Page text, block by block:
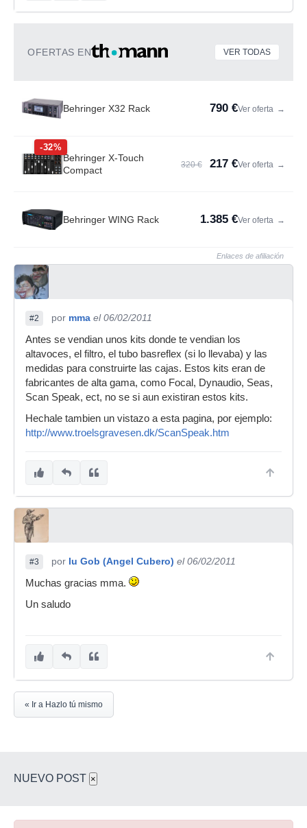
OFERTAS EN VER TODAS
Behringer X32 Rack 790 €Ver oferta →
-32%
Behringer X-Touch
Compact
320 € 217 €Ver oferta →
Behringer WING Rack 1.385 €Ver oferta →
Enlaces de afiliación
#2 por mma el 06/02/2011
Antes se vendian unos kits donde te vendian los
altavoces, el filtro, el tubo basreflex (si lo llevaba) y las
medidas para construirte las cajas. Estos kits eran de
fabricantes de alta gama, como Focal, Dynaudio, Seas,
Scan Speak, ect, no se si aun existiran estos kits.
Hechale tambien un vistazo a esta pagina, por ejemplo:
http://www.troelsgravesen.dk/ScanSpeak.htm
#3 por Iu Gob (Angel Cubero) el 06/02/2011
Muchas gracias mma.
Un saludo
« Ir a Hazlo tú mismo
NUEVO POST ×